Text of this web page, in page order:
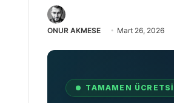
ONUR AKMESE Mart 26, 2026
TAMAMEN